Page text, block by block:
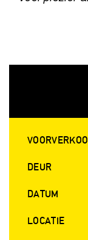
DEUR
DATUM
LOCATIE